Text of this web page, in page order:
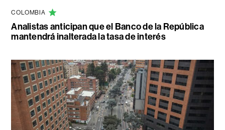
COLOMBIA
Analistas anticipan que el Banco de la República
mantendrá inalterada la tasa de interés